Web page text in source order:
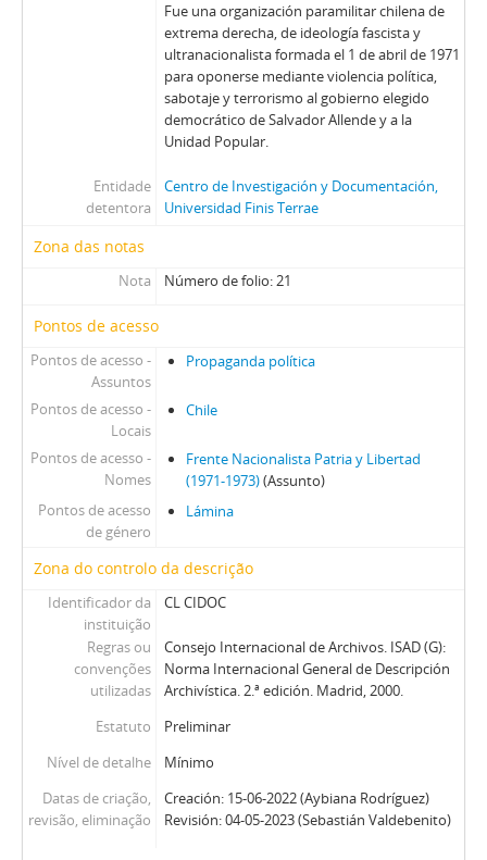
Fue una organización paramilitar chilena de
extrema derecha, de ideología fascista y
ultranacionalista formada el 1 de abril de 1971
para oponerse mediante violencia política,
sabotaje y terrorismo al gobierno elegido
democrático de Salvador Allende y a la
Unidad Popular.
Entidade
detentora
Centro de Investigación y Documentación,
Universidad Finis Terrae
Zona das notas
Nota Número de folio: 21
Pontos de acesso
Pontos de acesso -
Assuntos
Propaganda política
Pontos de acesso -
Locais
Chile
Pontos de acesso -
Nomes
Frente Nacionalista Patria y Libertad
(1971-1973)(Assunto)
Pontos de acesso
de género
Lámina
Zona do controlo da descrição
Identificador da
instituição
CL CIDOC
Regras ou
convenções
utilizadas
Consejo Internacional de Archivos. ISAD (G):
Norma Internacional General de Descripción
Archivística. 2.ª edición. Madrid, 2000.
Estatuto
Preliminar
Nível de detalhe
Mínimo
Datas de criação,
revisão, eliminação
Creación: 15-06-2022 (Aybiana Rodríguez)
Revisión: 04-05-2023 (Sebastián Valdebenito)